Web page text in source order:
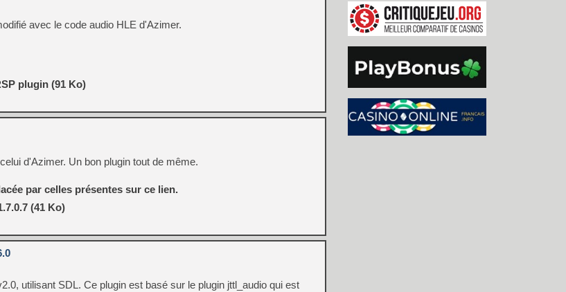
avec le code audio HLE d'Azimer.
plugin (91 Ko)
d'Azimer. Un bon plugin tout de même.
par celles présentes sur ce lien.
(41 Ko)
utilisant SDL. Ce plugin est basé sur le plugin jttl_audio qui est